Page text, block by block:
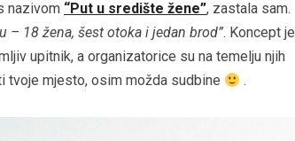
nazivom “Put u središte žene”, zastala sam.
– 18 žena, šest otoka i jedan brod”. Koncept je
upitnik, a organizatorice su na temelju njih
tvoje mjesto, osim možda sudbine
.